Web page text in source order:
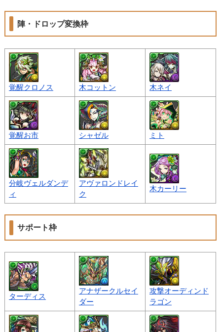
陣・ドロップ変換枠
覚醒クロノス 木コットン 木ネイ
覚醒お市 シャゼル ミト
分岐ヴェルダンデ
ィ
アヴァロンドレイ
ク
木カーリー
サポート枠
ターディス
アナザークルセイ
ダー
攻撃オーディンド
ラゴン